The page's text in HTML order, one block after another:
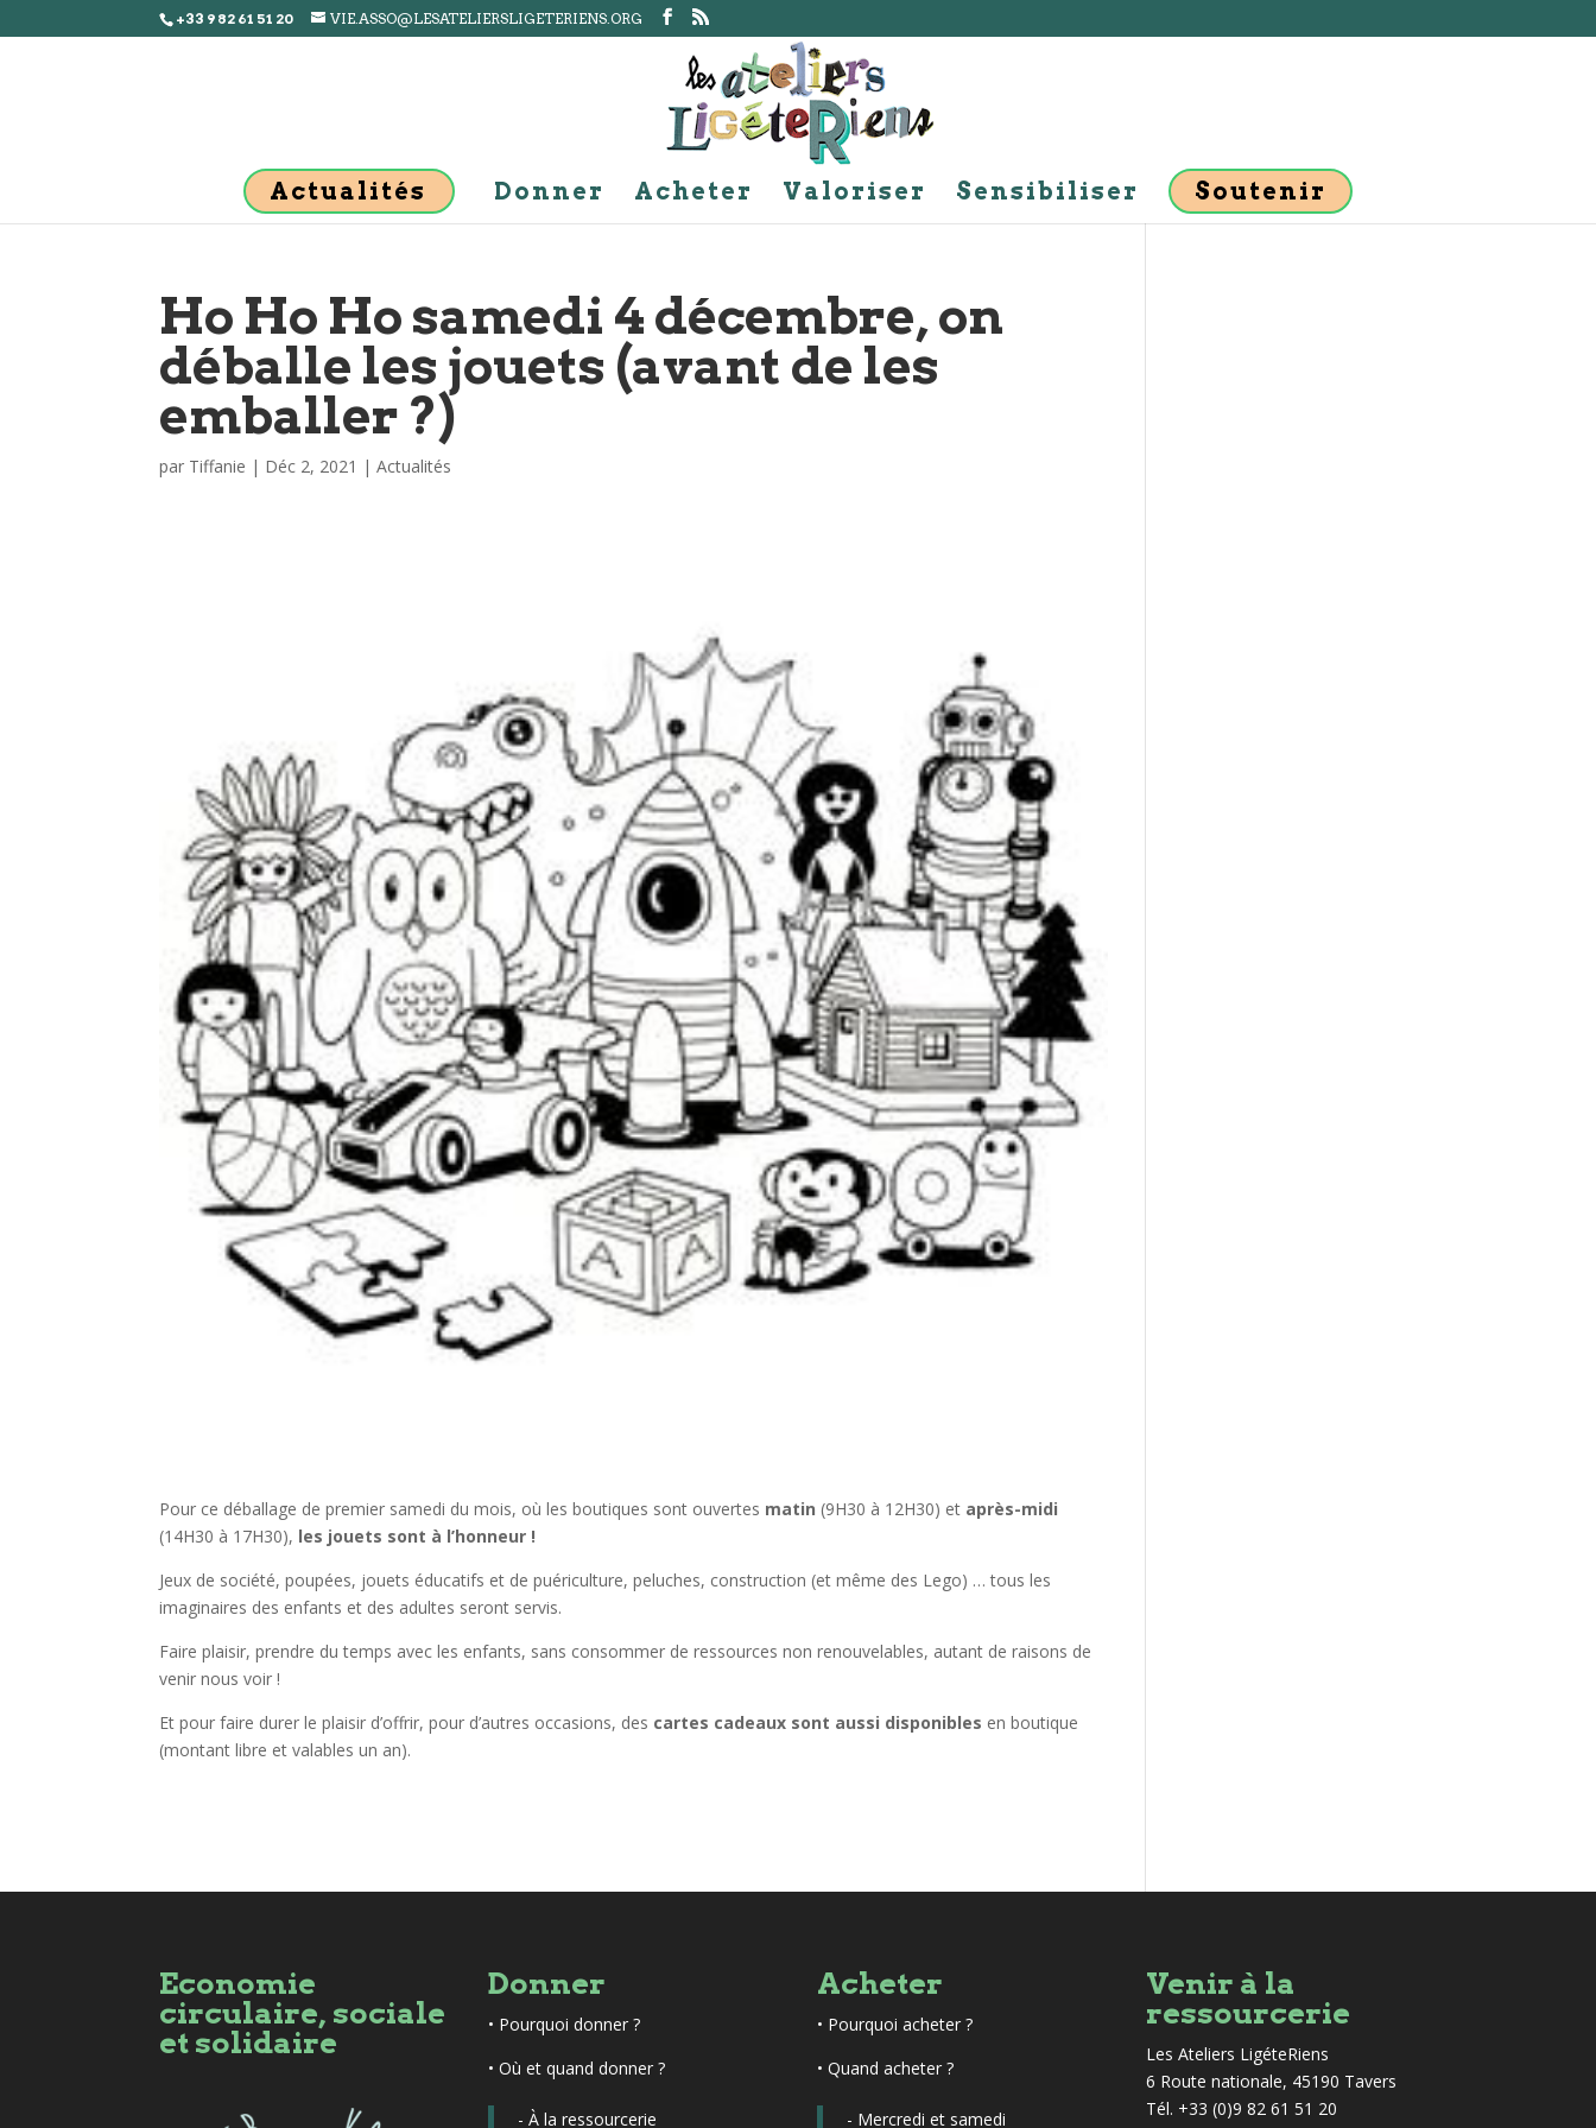
+33 9 82 61 51 20 VIE.ASSO@LESATELIERSLIGETERIENS.ORG
Actualités Donner Acheter Valoriser Sensibiliser Soutenir
Ho Ho Ho samedi 4 décembre, on
déballe les jouets (avant de les
emballer ?)
par Tiffanie | Déc 2, 2021 |Actualités
Pour ce déballage de premier samedi du mois, où les boutiques sont ouvertes matin (9H30 à 12H30) et après-midi
(14H30 à 17H30), les jouets sont à l’honneur !
Jeux de société, poupées, jouets éducatifs et de puériculture, peluches, construction (et même des Lego) … tous les
imaginaires des enfants et des adultes seront servis.
Faire plaisir, prendre du temps avec les enfants, sans consommer de ressources non renouvelables, autant de raisons de
venir nous voir !
Et pour faire durer le plaisir d’offrir, pour d’autres occasions, des cartes cadeaux sont aussi disponibles en boutique
(montant libre et valables un an).
Economie
circulaire, sociale
et solidaire
Donner
• Pourquoi donner ?
• Où et quand donner ?
- À la ressourcerie
Acheter
• Pourquoi acheter ?
• Quand acheter ?
- Mercredi et samedi
Venir à la
ressourcerie
Les Ateliers LigéteRiens
6 Route nationale, 45190 Tavers
Tél. +33 (0)9 82 61 51 20